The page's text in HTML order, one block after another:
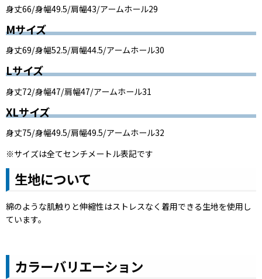
身丈66/身幅49.5/肩幅43/アームホール29
Mサイズ
身丈69/身幅52.5/肩幅44.5/アームホール30
Lサイズ
身丈72/身幅47/肩幅47/アームホール31
XLサイズ
身丈75/身幅49.5/肩幅49.5/アームホール32
※サイズは全てセンチメートル表記です
生地について
綿のような肌触りと伸縮性はストレスなく着用できる生地を使用し
ています。
カラーバリエーション